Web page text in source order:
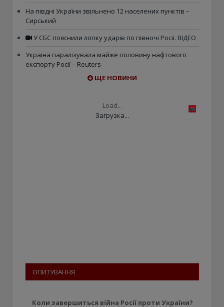
На півдні України звільнено 12 населених пунктів –
Сирський
У СБС пояснили логіку ударів по півночі Росії. ВІДЕО
Україна паралізувала майже половину нафтового
експорту Росії – Reuters
ЩЕ НОВИНИ
Load...
Загрузка...
ОПИТУВАННЯ
Коли завершиться війна Росії проти України?